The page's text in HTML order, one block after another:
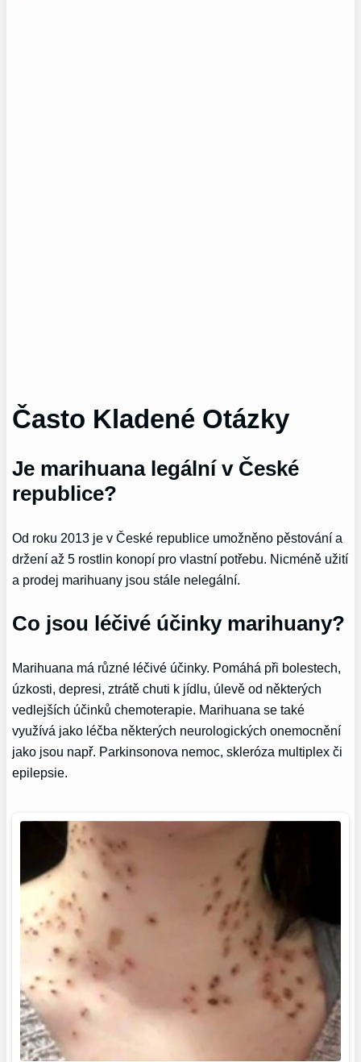
Často Kladené Otázky
Je marihuana legální v České
republice?
Od roku 2013 je v České republice umožněno pěstování a
držení až 5 rostlin konopí pro vlastní potřebu. Nicméně užití
a prodej marihuany jsou stále nelegální.
Co jsou léčivé účinky marihuany?
Marihuana má různé léčivé účinky. Pomáhá při bolestech,
úzkosti, depresi, ztrátě chuti k jídlu, úlevě od některých
vedlejších účinků chemoterapie. Marihuana se také
využívá jako léčba některých neurologických onemocnění
jako jsou např. Parkinsonova nemoc, skleróza multiplex či
epilepsie.